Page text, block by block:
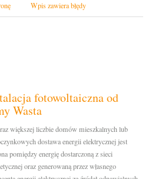
Wpis zawiera błędy
fotowoltaiczna od
Wasta
większej liczbie domów mieszkalnych lub
dostawa energii elektrycznej jest
pomiędzy energię dostarczoną z sieci
oraz generowaną przez własnego